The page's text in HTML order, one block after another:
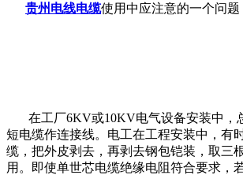
贵州电线电缆使用中应注意的一个问题
在工厂6KV或10KV电气设备安装中，
短电缆作连接线。电工在工程安装中，有
缆，把外皮剥去，再剥去钢包铠装，取三
用。即使单世芯电缆绝缘电阻符合要求，